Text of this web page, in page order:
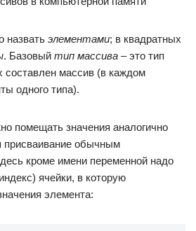
назвать элементами; в квадратных
. Базовый тип массива – это тип
составлен массив (в каждом
одного типа).
помещать значения аналогично
присваивание обычным
кроме имени переменной надо
ячейки, в которую
элемента: